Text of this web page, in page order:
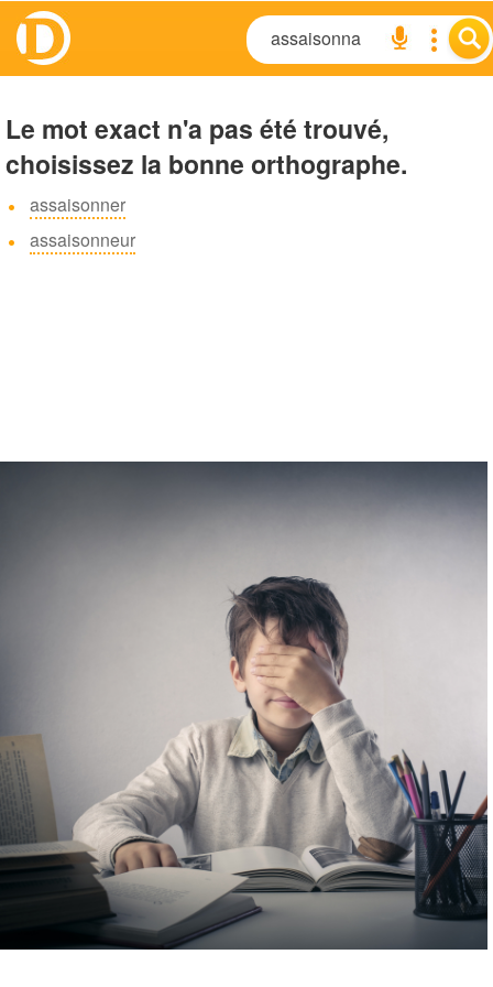
Le mot exact n'a pas été trouvé,
choisissez la bonne orthographe.
assaisonner
assaisonneur